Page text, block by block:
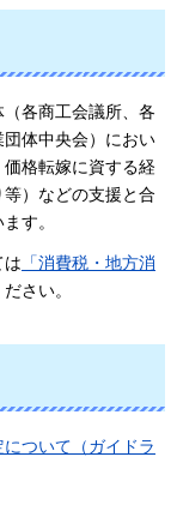
（各商工会議所、各
体中央会）におい
格転嫁に資する経
）などの支援と合
す。
は 「消費税・地方消
さい。
ついて（ガイドラ